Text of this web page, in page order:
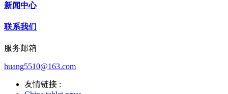
新闻中心
联系我们
服务邮箱
huang5510@163.com
友情链接 :